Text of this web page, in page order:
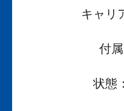
キャリ
付
状態